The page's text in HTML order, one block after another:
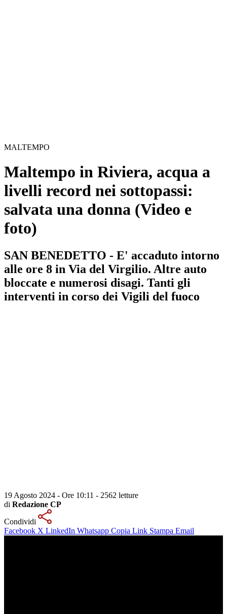
MALTEMPO
Maltempo in Riviera, acqua a
livelli record nei sottopassi:
salvata una donna (Video e
foto)
SAN BENEDETTO - E' accaduto intorno
alle ore 8 in Via del Virgilio. Altre auto
bloccate e numerosi disagi. Tanti gli
interventi in corso dei Vigili del fuoco
19 Agosto 2024 - Ore 10:11 - 2562 letture
di Redazione CP
Condividi
Facebook X LinkedIn Whatsapp Copia Link Stampa Email